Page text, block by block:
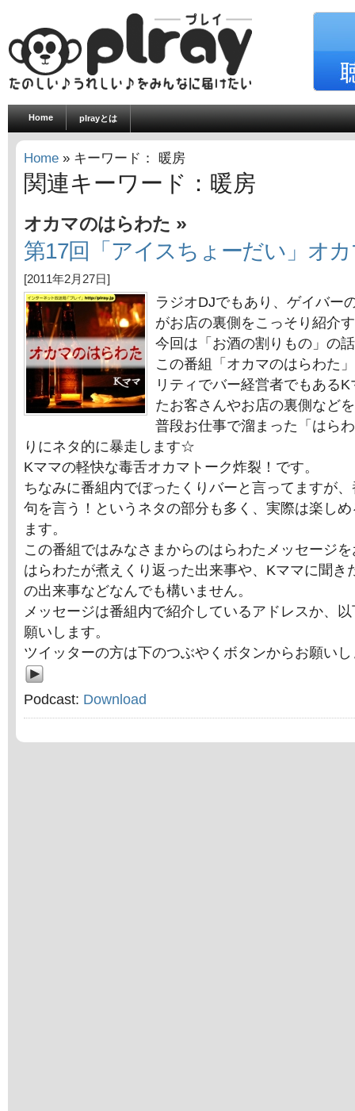
Home plrayとは
Home » キーワード： 暖房
関連キーワード：暖房
オカマのはらわた »
第17回「アイスちょーだい」オ
[2011年2月27日]
ラジオDJでもあり、ゲイバー
がお店の裏側をこっそり紹介
今回は「お酒の割りもの」の
この番組「オカマのはらわた
リティでバー経営者でもある
たお客さんやお店の裏側など
普段お仕事で溜まった「はら
りにネタ的に暴走します☆
Kママの軽快な毒舌オカマトーク炸裂！です。
ちなみに番組内でぼったくりバーと言ってますが
句を言う！というネタの部分も多く、実際は楽し
ます。
この番組ではみなさまからのはらわたメッセージ
はらわたが煮えくり返った出来事や、Kママに聞き
の出来事などなんでも構いません。
メッセージは番組内で紹介しているアドレスか、
願いします。
ツイッターの方は下のつぶやくボタンからお願い
Podcast: Download